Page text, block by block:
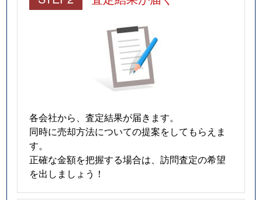
各会社から、査定結果が届きます。
同時に売却方法についての提案をしてもらえま
す。
正確な金額を把握する場合は、訪問査定の希望
を出しましょう！